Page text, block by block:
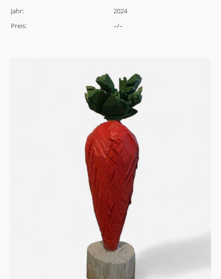
Jahr:
2024
Preis:
–/–